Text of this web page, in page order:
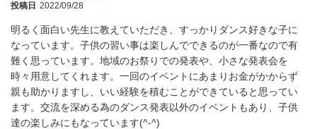
投稿日 2022/09/28
明るく面白い先生に教えていただき、すっかりダンス好きな子に
なっています。子供の習い事は楽しんでできるのが一番なので有
難く思っています。地域のお祭りでの発表や、小さな発表会を
時々用意してくれます。一回のイベントにあまりお金がかからず
親も助かりますし、いい経験を積むことができていると思ってい
ます。交流を深める為のダンス発表以外のイベントもあり、子供
達の楽しみにもなっています(^-^)